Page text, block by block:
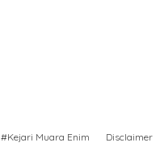
#Kejari Muara Enim Disclaimer